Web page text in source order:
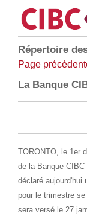
Répertoire
Page
La Banque
TORONTO, le 1er
de la Banque
déclaré aujourd'hui
pour le trimestre
sera versé le 27